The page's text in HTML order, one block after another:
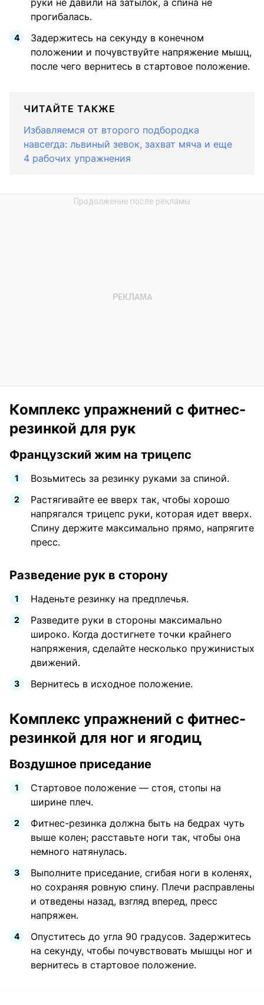
руки не давили на затылок, а спина не
прогибалась.
Задержитесь на секунду в конечном
положении и почувствуйте напряжение мышц,
после чего вернитесь в стартовое положение.
ЧИТАЙТЕ ТАКЖЕ
Избавляемся от второго подбородка
навсегда: львиный зевок, захват мяча и еще
4 рабочих упражнения
Комплекс упражнений с фитнес-
резинкой для рук
Французский жим на трицепс
Возьмитесь за резинку руками за спиной.
Растягивайте ее вверх так, чтобы хорошо
напрягался трицепс руки, которая идет вверх.
Спину держите максимально прямо, напрягите
пресс.
Разведение рук в сторону
Наденьте резинку на предплечья.
Разведите руки в стороны максимально
широко. Когда достигнете точки крайнего
напряжения, сделайте несколько пружинистых
движений.
Вернитесь в исходное положение.
Комплекс упражнений с фитнес-
резинкой для ног и ягодиц
Воздушное приседание
Стартовое положение — стоя, стопы на
ширине плеч.
Фитнес-резинка должна быть на бедрах чуть
выше колен; расставьте ноги так, чтобы она
немного натянулась.
Выполните приседание, сгибая ноги в коленях,
но сохраняя ровную спину. Плечи расправлены
и отведены назад, взгляд вперед, пресс
напряжен.
Опуститесь до угла 90 градусов. Задержитесь
на секунду, чтобы почувствовать мышцы ног и
вернитесь в стартовое положение.